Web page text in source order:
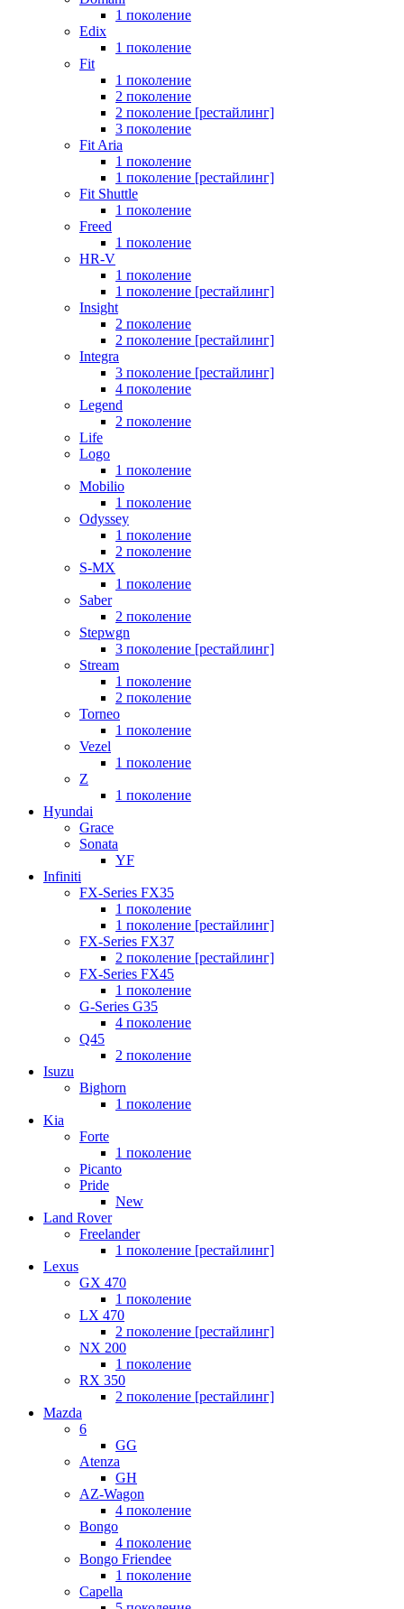
1 поколение
Edix
1 поколение
Fit
1 поколение
2 поколение
2 поколение [рестайлинг]
3 поколение
Fit Aria
1 поколение
1 поколение [рестайлинг]
Fit Shuttle
1 поколение
Freed
1 поколение
HR-V
1 поколение
1 поколение [рестайлинг]
Insight
2 поколение
2 поколение [рестайлинг]
Integra
3 поколение [рестайлинг]
4 поколение
Legend
2 поколение
Life
Logo
1 поколение
Mobilio
1 поколение
Odyssey
1 поколение
2 поколение
S-MX
1 поколение
Saber
2 поколение
Stepwgn
3 поколение [рестайлинг]
Stream
1 поколение
2 поколение
Torneo
1 поколение
Vezel
1 поколение
Z
1 поколение
Hyundai
Grace
Sonata
YF
Infiniti
FX-Series FX35
1 поколение
1 поколение [рестайлинг]
FX-Series FX37
2 поколение [рестайлинг]
FX-Series FX45
1 поколение
G-Series G35
4 поколение
Q45
2 поколение
Isuzu
Bighorn
1 поколение
Kia
Forte
1 поколение
Picanto
Pride
New
Land Rover
Freelander
1 поколение [рестайлинг]
Lexus
GX 470
1 поколение
LX 470
2 поколение [рестайлинг]
NX 200
1 поколение
RX 350
2 поколение [рестайлинг]
Mazda
6
GG
Atenza
GH
AZ-Wagon
4 поколение
Bongo
4 поколение
Bongo Friendee
1 поколение
Capella